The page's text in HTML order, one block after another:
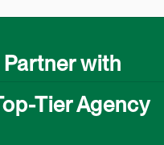
Partner with
Tier Agency